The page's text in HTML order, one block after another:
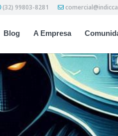
(32) 99803-8281
Blog A Empresa